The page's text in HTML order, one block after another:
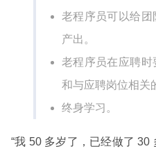
老程序员可以给
产出。
老程序员在应聘时
和与应聘岗位相关
终身学习。
“我 50 多岁了，已经做了